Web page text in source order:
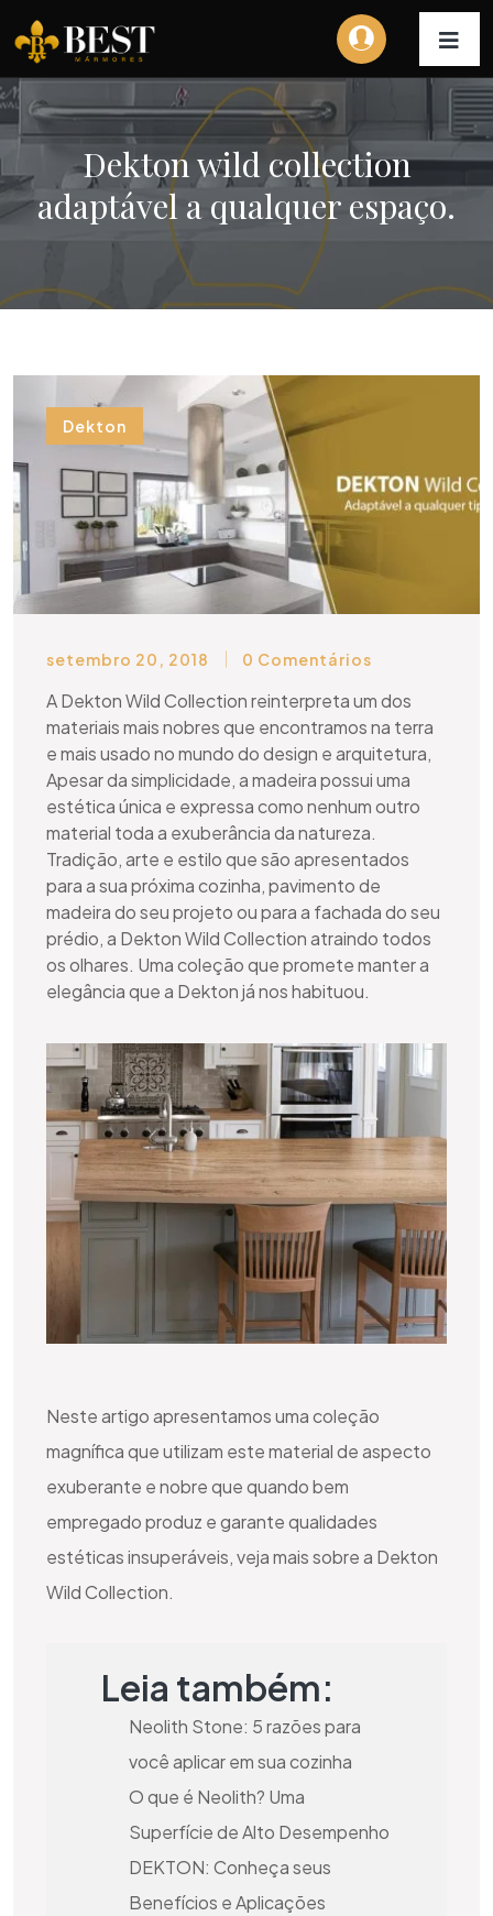
Dekton wild collection
adaptável a qualquer espaço.
Dekton
setembro 20, 2018 0 Comentários
A Dekton Wild Collection reinterpreta um dos
materiais mais nobres que encontramos na terra
e mais usado no mundo do design e arquitetura,
Apesar da simplicidade, a madeira possui uma
estética única e expressa como nenhum outro
material toda a exuberância da natureza.
Tradição, arte e estilo que são apresentados
para a sua próxima cozinha, pavimento de
madeira do seu projeto ou para a fachada do seu
prédio, a Dekton Wild Collection atraindo todos
os olhares. Uma coleção que promete manter a
elegância que a Dekton já nos habituou.
Neste artigo apresentamos uma coleção
magnífica que utilizam este material de aspecto
exuberante e nobre que quando bem
empregado produz e garante qualidades
estéticas insuperáveis, veja mais sobre a Dekton
Wild Collection.
Leia também:
Neolith Stone: 5 razões para
você aplicar em sua cozinha
O que é Neolith? Uma
Superfície de Alto Desempenho
DEKTON: Conheça seus
Benefícios e Aplicações